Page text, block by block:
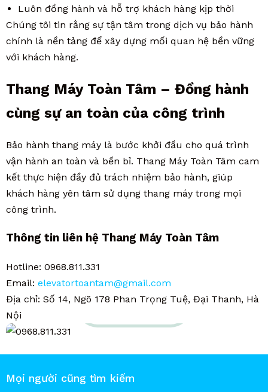
Hotline hỗ trợ
Luôn đồng hành và hỗ trợ khách hàng kịp thời
Chúng tôi tin rằng sự tận tâm trong dịch vụ bảo hành
chính là nền tảng để xây dựng mối quan hệ bền vững
với khách hàng.
Thang Máy Toàn Tâm – Đồng hành
cùng sự an toàn của công trình
Bảo hành thang máy là bước khởi đầu cho quá trình
vận hành an toàn và bền bỉ. Thang Máy Toàn Tâm cam
kết thực hiện đầy đủ trách nhiệm bảo hành, giúp
khách hàng yên tâm sử dụng thang máy trong mọi
công trình.
Thông tin liên hệ Thang Máy Toàn Tâm
Hotline: 0968.811.331
Email: elevatortoantam@gmail.com
Địa chỉ: Số 14, Ngõ 178 Phan Trọng Tuệ, Đại Thanh, Hà
Nội
Mọi người cũng tìm kiếm